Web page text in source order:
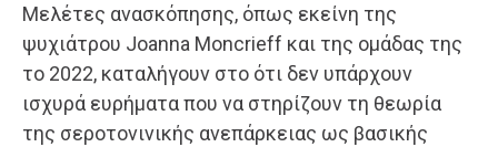
Μελέτες ανασκόπησης, όπως εκείνη της
ψυχιάτρου Joanna Moncrieff και της ομάδας της
το 2022, καταλήγουν στο ότι δεν υπάρχουν
ισχυρά ευρήματα που να στηρίζουν τη θεωρία
της σεροτονινικής ανεπάρκειας ως βασικής